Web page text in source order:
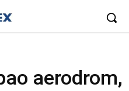
aerodrom,